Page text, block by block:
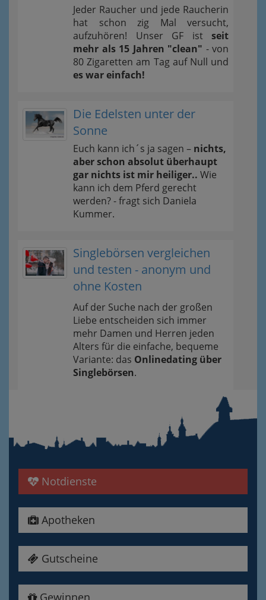
Jeder Raucher und jede Raucherin
hat schon zig Mal versucht,
aufzuhören! Unser GF ist seit
mehr als 15 Jahren "clean" - von
80 Zigaretten am Tag auf Null und
es war einfach!
Die Edelsten unter der
Sonne
Euch kann ich´s ja sagen – nichts,
aber schon absolut überhaupt
gar nichts ist mir heiliger.. Wie
kann ich dem Pferd gerecht
werden? - fragt sich Daniela
Kummer.
Singlebörsen vergleichen
und testen - anonym und
ohne Kosten
Auf der Suche nach der großen
Liebe entscheiden sich immer
mehr Damen und Herren jeden
Alters für die einfache, bequeme
Variante: das Onlinedating über
Singlebörsen.
Notdienste
Apotheken
Gutscheine
Gewinnen